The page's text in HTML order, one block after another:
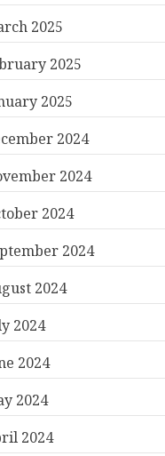
2025
2025
2025
2024
2024
2024
2024
2024
2024
2024
2024
2024